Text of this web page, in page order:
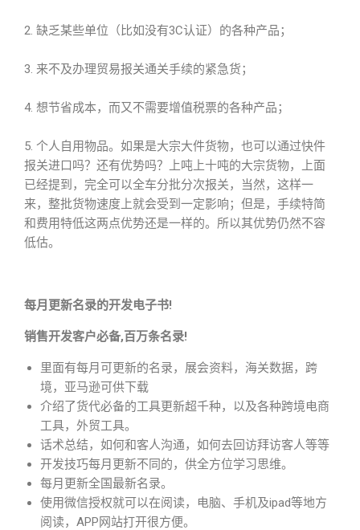
2. 缺乏某些单位（比如没有3C认证）的各种产品；
3. 来不及办理贸易报关通关手续的紧急货；
4. 想节省成本，而又不需要增值税票的各种产品；
5. 个人自用物品。如果是大宗大件货物，也可以通过快件
报关进口吗？还有优势吗？上吨上十吨的大宗货物，上面
已经提到，完全可以全车分批分次报关，当然，这样一
来，整批货物速度上就会受到一定影响；但是，手续特简
和费用特低这两点优势还是一样的。所以其优势仍然不容
低估。
每月更新名录的开发电子书!
销售开发客户必备,百万条名录!
里面有每月可更新的名录，展会资料，海关数据，跨
境，亚马逊可供下载
介绍了货代必备的工具更新超千种，以及各种跨境电商
工具，外贸工具。
话术总结，如何和客人沟通，如何去回访拜访客人等等
开发技巧每月更新不同的，供全方位学习思维。
每月更新全国最新名录。
使用微信授权就可以在阅读，电脑、手机及ipad等地方
阅读，APP网站打开很方便。